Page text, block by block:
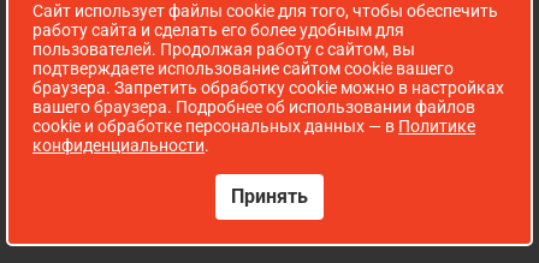
Суббота, Воскресенье: с 8:00 до 16:00
г. Йошкар-Ола, ул. Луначарского, д. 52 А
Тел.: (8362) 41-07-31
Часы работы:
Понедельник – Пятница: с 8:00 до 18:00
Сопровождение сайта WebStroy
Сайт использует файлы cookie для того, чтобы обеспечить
работу сайта и сделать его более удобным для
пользователей. Продолжая работу с сайтом, вы
подтверждаете использование сайтом cookie вашего
браузера. Запретить обработку cookie можно в настройках
вашего браузера. Подробнее об использовании файлов
cookie и обработке персональных данных — в Политике
конфиденциальности.
Принять